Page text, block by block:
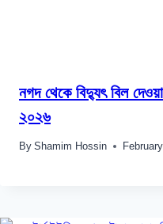
নগদ থেকে বিদ্যুৎ বিল
২০২৬
By Shamim Hossin